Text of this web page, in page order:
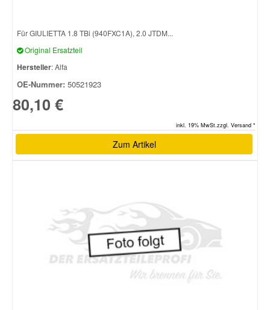
Für GIULIETTA 1.8 TBi (940FXC1A), 2.0 JTDM...
Original Ersatzteil
Hersteller: Alfa
OE-Nummer: 50521923
80,10 €
inkl. 19% MwSt.zzgl. Versand *
Zum Artikel
Skoda Ersatzteile
Smart Ersatzteile
Suzuki Ersatzteile
Volvo Ersatzteile